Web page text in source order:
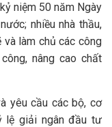
niệm 50 năm Ngày
nhiều nhà thầu,
và làm chủ các công
nâng cao chất
yêu cầu các bộ, cơ
lệ giải ngân đầu tư